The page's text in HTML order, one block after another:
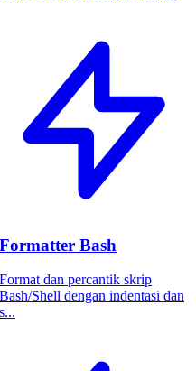
Formatter Bash
Format dan percantik skrip
Bash/Shell dengan indentasi dan
s...